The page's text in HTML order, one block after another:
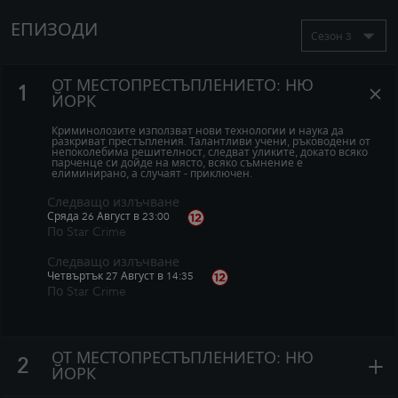
ЕПИЗОДИ Сезон 3
1 ОТ МЕСТОПРЕСТЪПЛЕНИЕТО: НЮ
ЙОРК +
Криминолозите използват нови технологии и наука да
разкриват престъпления. Талантливи учени, ръководени от
непоколебима решителност, следват уликите, докато всяко
парченце си дойде на място, всяко съмнение е
елиминирано, а случаят - приключен.
Следващо излъчване
Сряда 26 Август в 23:00
По Star Crime
Следващо излъчване
Четвъртък 27 Август в 14:35
По Star Crime
2 ОТ МЕСТОПРЕСТЪПЛЕНИЕТО: НЮ
ЙОРК +